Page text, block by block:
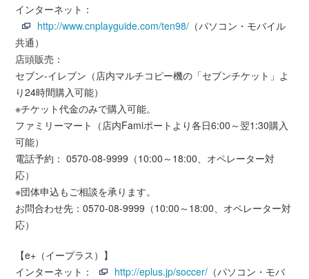
インターネット：
http://www.cnplayguide.com/ten98/ （パソコン・モバイル
共通）
店頭販売：
セブン-イレブン（店内マルチコピー機の「セブンチケット」よ
り24時間購入可能）
※チケット代金のみで購入可能。
ファミリーマート（店内Famiポートより各日6:00～翌1:30購入
可能）
電話予約： 0570-08-9999（10:00～18:00、オペレーター対
応）
※団体申込もご相談を承ります。
お問合わせ先：0570-08-9999（10:00～18:00、オペレーター対
応）
【e+（イープラス）】
インターネット：
http://eplus.jp/soccer/ （パソコン・モバ